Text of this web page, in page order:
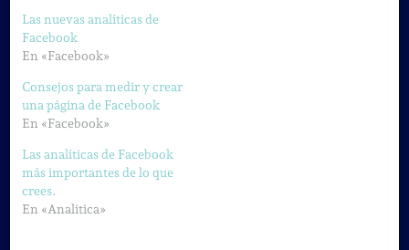
Las nuevas analíticas de
Facebook
En «Facebook»
Consejos para medir y crear
una página de Facebook
En «Facebook»
Las analíticas de Facebook
más importantes de lo que
crees.
En «Analitica»